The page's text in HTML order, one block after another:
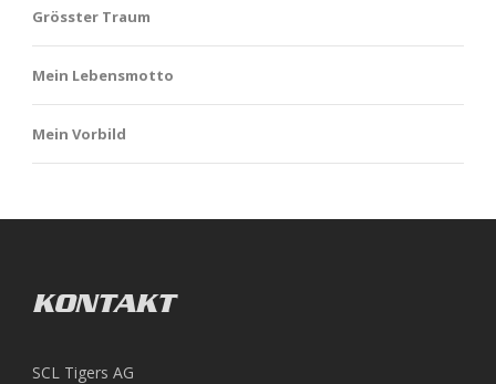
Grösster Traum
Mein Lebensmotto
Mein Vorbild
KONTAKT
SCL Tigers AG